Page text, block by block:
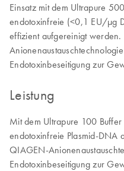
Einsatz mit dem Ultrapure
endotoxinfreie (<0,1 EU/µg
effizient aufgereinigt
Endotoxinbeseitigung zur
Leistung
Mit dem Ultrapure 100
endotoxinfreie Plasmid-DNA
QIAGEN-
Endotoxinbeseitigung zur